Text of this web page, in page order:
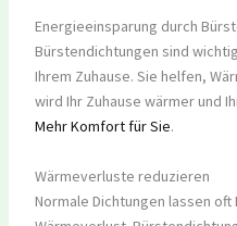
Energieeinsparung durch
Bürstendichtungen sind
Ihrem Zuhause. Sie helfen,
wird Ihr Zuhause wärmer und
Mehr Komfort für Sie.
Wärmeverluste reduzieren
Normale Dichtungen lassen oft